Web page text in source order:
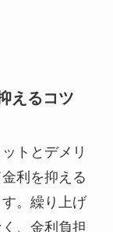
えるコツ
トとデメリ
利を抑える
。繰り上げ
、金利負担